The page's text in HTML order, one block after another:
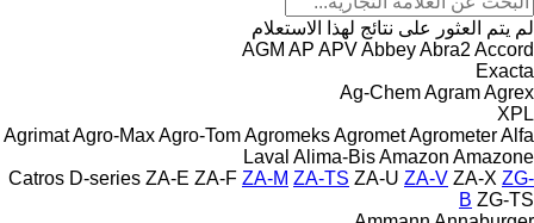
لم يتم العثور على نتائج لهذا الاستعلام
AGM AP APVAbbeyAbra2 Accord
Exacta
Ag-ChemAgramAgrex
XPL
AgrimatAgro-MaxAgro-TomAgromeksAgrometAgrometerAlfa
Laval Alima-BisAmazon Amazone
Catros D-series ZA-E ZA-F ZA-M ZA-TS ZA-U ZA-V ZA-X ZG-
B ZG-TS